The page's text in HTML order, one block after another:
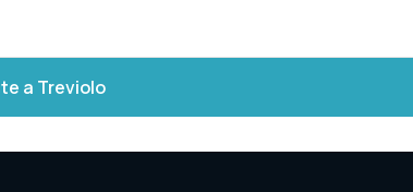
a Treviolo